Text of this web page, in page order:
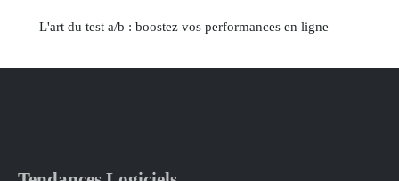
L'art du test a/b : boostez vos performances en ligne